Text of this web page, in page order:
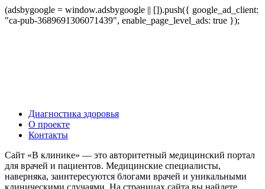
(adsbygoogle = window.adsbygoogle || []).push({ google_ad_client:
"ca-pub-3689691306071439", enable_page_level_ads: true });
Диагностика здоровья
О проекте
Контакты
Сайт «В клинике» — это авторитетный медицинский портал
для врачей и пациентов. Медицинские специалисты,
наверняка, заинтересуются блогами врачей и уникальными
клиническими случаями. На страницах сайта вы найдете